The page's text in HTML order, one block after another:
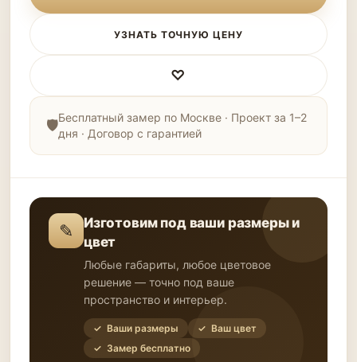
УЗНАТЬ ТОЧНУЮ ЦЕНУ
♡
Бесплатный замер по Москве · Проект за 1–2
дня · Договор с гарантией
✎
Изготовим под ваши размеры и
цвет
Любые габариты, любое цветовое
решение — точно под ваше
пространство и интерьер.
✓ Ваши размеры
✓ Ваш цвет
✓ Замер бесплатно